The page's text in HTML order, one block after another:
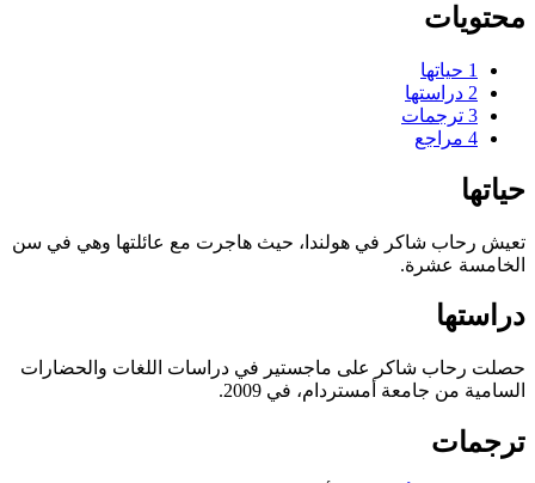
محتويات
1 حياتها
2 دراستها
3 ترجمات
4 مراجع
حياتها
تعيش رحاب شاكر في هولندا، حيث هاجرت مع عائلتها وهي في سن
الخامسة عشرة.
دراستها
حصلت رحاب شاكر على ماجستير في دراسات اللغات والحضارات
السامية من جامعة أمستردام، في 2009.
ترجمات